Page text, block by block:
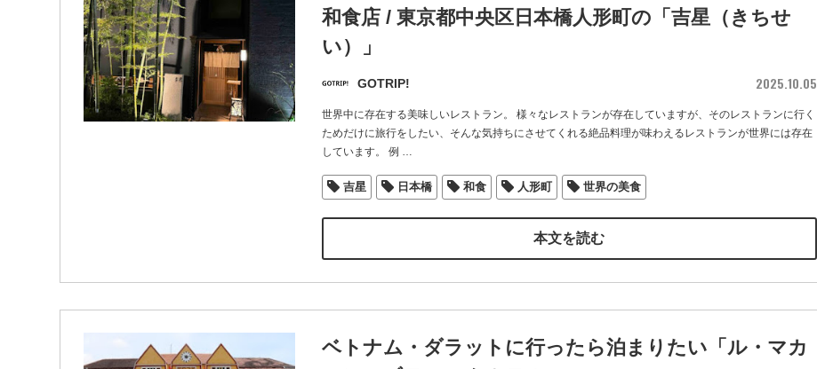
和食店 / 東京都中央区日本橋人形町の「吉星（きちせ
い）」
GOTRIP! 2025.10.05
世界中に存在する美味しいレストラン。 様々なレストランが存在していますが、そのレストランに行く
ためだけに旅行をしたい、そんな気持ちにさせてくれる絶品料理が味わえるレストランが世界には存在
しています。 例 …
吉星 日本橋 和食 人形町 世界の美食
本文を読む
ベトナム・ダラットに行ったら泊まりたい「ル・マカ